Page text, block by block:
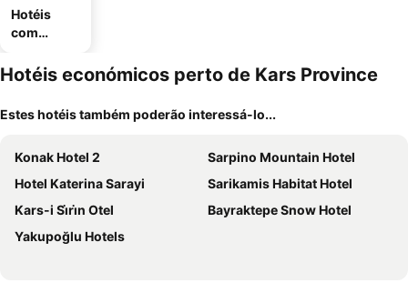
Hotéis
com
mento
Hotéis económicos perto de Kars Province
Estes hotéis também poderão interessá-lo...
Konak Hotel 2
Sarpino Mountain Hotel
Hotel Katerina Sarayi
Sarikamis Habitat Hotel
Kars-i Si̇ri̇n Otel
Bayraktepe Snow Hotel
Yakupoğlu Hotels